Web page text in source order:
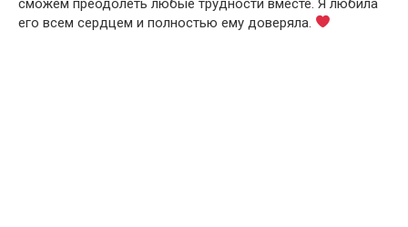
сможем преодолеть любые трудности вместе. Я любила
его всем сердцем и полностью ему доверяла.